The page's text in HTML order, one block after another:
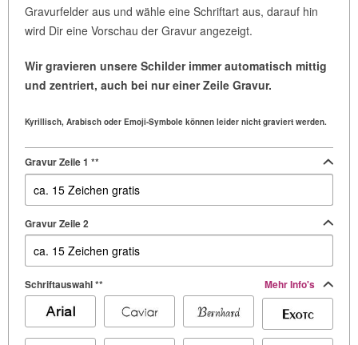
Gravurfelder aus und wähle eine Schriftart aus, darauf hin
wird Dir eine Vorschau der Gravur angezeigt.
Wir gravieren unsere Schilder immer automatisch mittig
und zentriert, auch bei nur einer Zeile Gravur.
Kyrillisch, Arabisch oder Emoji-Symbole können leider nicht graviert werden.
Gravur Zeile 1 **
Gravur Zeile 2
Schriftauswahl ** Mehr Info's